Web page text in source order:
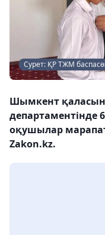
Сурет: ҚР ТЖМ
Шымкент
департаментінде
оқушылар
Zakon.kz.